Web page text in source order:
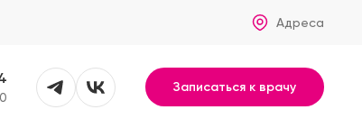
Адреса
Записаться к врачу